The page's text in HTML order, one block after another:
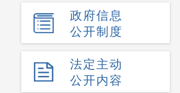
政府信息
公开制度
法定主动
公开内容